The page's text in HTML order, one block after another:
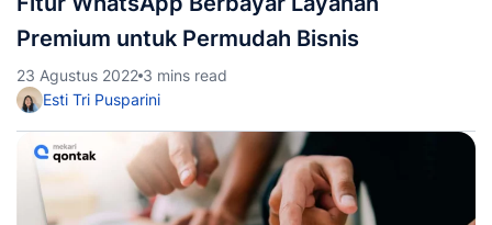
Premium untuk Permudah Bisnis
23 Agustus 2022 3 mins read
Esti Tri Pusparini